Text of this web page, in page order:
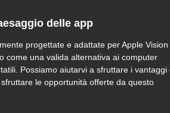
delle app
progettate e adattate per Apple Vision
come una valida alternativa ai computer
Possiamo aiutarvi a sfruttare i vantaggi
le opportunità offerte da questo